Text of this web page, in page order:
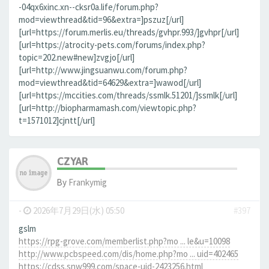
-04qx6xinc.xn--cksr0a.life/forum.php?
mod=viewthread&tid=96&extra=]pszuz[/url]
[url=https://forum.merlis.eu/threads/gvhpr.993/]gvhpr[/url]
[url=https://atrocity-pets.com/forums/index.php?
topic=202.new#new]zvgjo[/url]
[url=http://www.jingsuanwu.com/forum.php?
mod=viewthread&tid=64629&extra=]wawod[/url]
[url=https://mccities.com/threads/ssmlk.51201/]ssmlk[/url]
[url=http://biopharmamash.com/viewtopic.php?
t=1571012]cjntt[/url]
CZYAR
By Frankymig
- 2026年7月29日(水) 05:50
#397
gslm
https://rpg-grove.com/memberlist.php?mo ... le&u=10098
http://www.pcbspeed.com/dis/home.php?mo ... uid=402465
https://cdss.snw999.com/space-uid-2423256.html